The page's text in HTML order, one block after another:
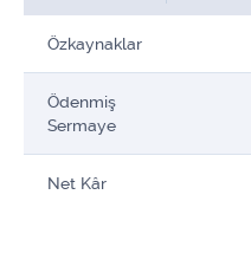
Özkaynaklar
Ödenmiş
Sermaye
Net Kâr